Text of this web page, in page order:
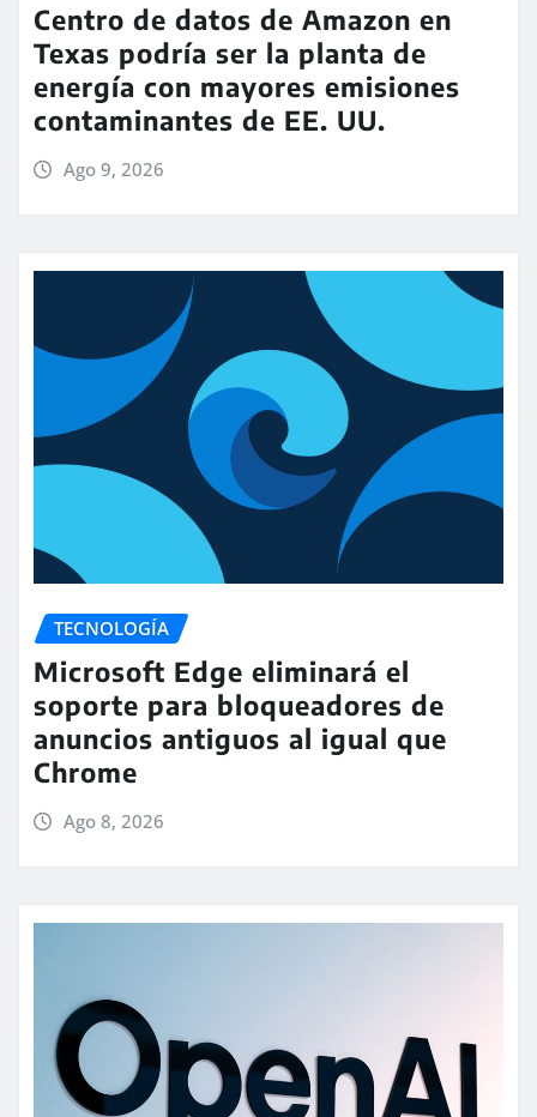
Centro de datos de Amazon en
Texas podría ser la planta de
energía con mayores emisiones
contaminantes de EE. UU.
Ago 9, 2026
TECNOLOGÍA
Microsoft Edge eliminará el
soporte para bloqueadores de
anuncios antiguos al igual que
Chrome
Ago 8, 2026